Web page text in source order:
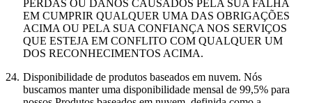
PERDAS OU DANOS CAUSADOS PELA SUA FALHA
EM CUMPRIR QUALQUER UMA DAS OBRIGAÇÕES
ACIMA OU PELA SUA CONFIANÇA NOS SERVIÇOS
QUE ESTEJA EM CONFLITO COM QUALQUER UM
DOS RECONHECIMENTOS ACIMA.
24. Disponibilidade de produtos baseados em nuvem. Nós
buscamos manter uma disponibilidade mensal de 99,5% para